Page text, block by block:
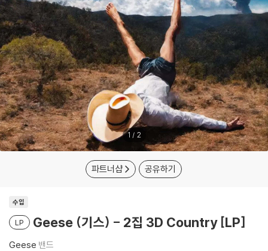
1 / 2
파트너샵 공유하기
수입
LP Geese (기스) - 2집 3D Country [LP]
Geese 밴드